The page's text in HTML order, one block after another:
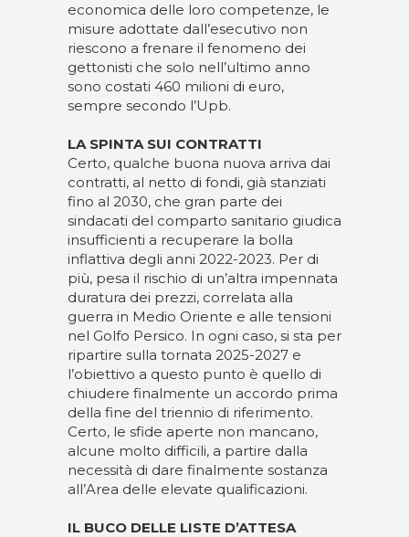
economica delle loro competenze, le
misure adottate dall’esecutivo non
riescono a frenare il fenomeno dei
gettonisti che solo nell’ultimo anno
sono costati 460 milioni di euro,
sempre secondo l’Upb.
LA SPINTA SUI CONTRATTI
Certo, qualche buona nuova arriva dai
contratti, al netto di fondi, già stanziati
fino al 2030, che gran parte dei
sindacati del comparto sanitario giudica
insufficienti a recuperare la bolla
inflattiva degli anni 2022-2023. Per di
più, pesa il rischio di un’altra impennata
duratura dei prezzi, correlata alla
guerra in Medio Oriente e alle tensioni
nel Golfo Persico. In ogni caso, si sta per
ripartire sulla tornata 2025-2027 e
l’obiettivo a questo punto è quello di
chiudere finalmente un accordo prima
della fine del triennio di riferimento.
Certo, le sfide aperte non mancano,
alcune molto difficili, a partire dalla
necessità di dare finalmente sostanza
all’Area delle elevate qualificazioni.
IL BUCO DELLE LISTE D’ATTESA